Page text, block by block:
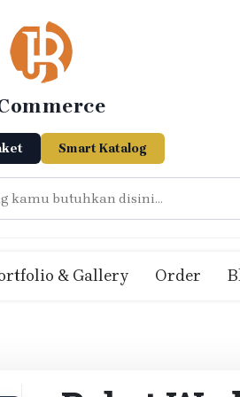
Smart Katalog
& Gallery Order